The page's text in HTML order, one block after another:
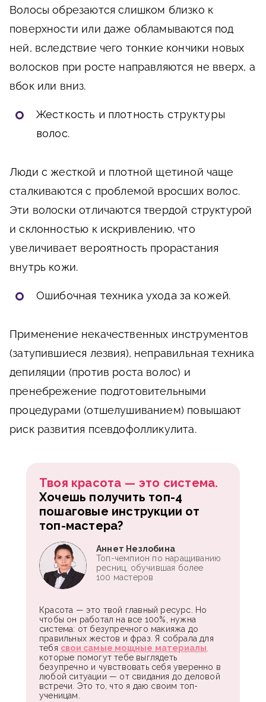
Волосы обрезаются слишком близко к
поверхности или даже обламываются под
ней, вследствие чего тонкие кончики новых
волосков при росте направляются не вверх, а
вбок или вниз.
Жесткость и плотность структуры
волос.
Люди с жесткой и плотной щетиной чаще
сталкиваются с проблемой вросших волос.
Эти волоски отличаются твердой структурой
и склонностью к искривлению, что
увеличивает вероятность прорастания
внутрь кожи.
Ошибочная техника ухода за кожей.
Применение некачественных инструментов
(затупившиеся лезвия), неправильная техника
депиляции (против роста волос) и
пренебрежение подготовительными
процедурами (отшелушиванием) повышают
риск развития псевдофолликулита.
Твоя красота — это система.
Хочешь получить топ-4
пошаговые инструкции от
топ-мастера?
Красота — это твой главный ресурс. Но
чтобы он работал на все 100%, нужна
система: от безупречного макияжа до
правильных жестов и фраз. Я собрала для
тебя свои самые мощные материалы,
которые помогут тебе выглядеть
безупречно и чувствовать себя уверенно в
любой ситуации — от свидания до деловой
встречи. Это то, что я даю своим топ-
ученицам.
Аннет Незлобина
Топ-чемпион по наращиванию
ресниц, обучившая более
100 мастеров